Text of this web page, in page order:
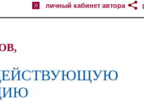
личный кабинет автора